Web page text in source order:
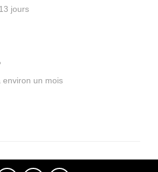
jours
environ un mois